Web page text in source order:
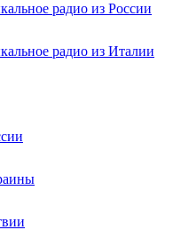
радио из России
радио из Италии